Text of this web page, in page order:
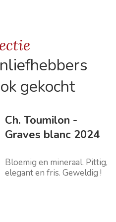
gekocht
Ch. Toumilon -
Graves blanc 2024
Bloemig en mineraal. Pittig,
elegant en fris. Geweldig !